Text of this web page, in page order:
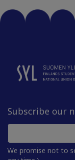
Subscribe our
We promise not to